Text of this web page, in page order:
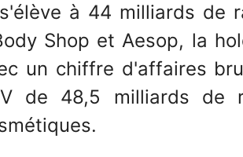
à 44 milliards de
Shop et Aesop, la
un chiffre d'affaires
de 48,5 milliards de